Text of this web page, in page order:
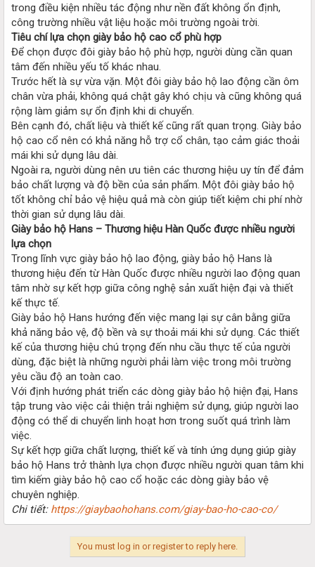
trong điều kiện nhiều tác động như nền đất không ổn định,
công trường nhiều vật liệu hoặc môi trường ngoài trời.
Tiêu chí lựa chọn giày bảo hộ cao cổ phù hợp
Để chọn được đôi giày bảo hộ phù hợp, người dùng cần quan
tâm đến nhiều yếu tố khác nhau.
Trước hết là sự vừa vặn. Một đôi giày bảo hộ lao động cần ôm
chân vừa phải, không quá chật gây khó chịu và cũng không quá
rộng làm giảm sự ổn định khi di chuyển.
Bên cạnh đó, chất liệu và thiết kế cũng rất quan trọng. Giày bảo
hộ cao cổ nên có khả năng hỗ trợ cổ chân, tạo cảm giác thoải
mái khi sử dụng lâu dài.
Ngoài ra, người dùng nên ưu tiên các thương hiệu uy tín để đảm
bảo chất lượng và độ bền của sản phẩm. Một đôi giày bảo hộ
tốt không chỉ bảo vệ hiệu quả mà còn giúp tiết kiệm chi phí nhờ
thời gian sử dụng lâu dài.
Giày bảo hộ Hans – Thương hiệu Hàn Quốc được nhiều người
lựa chọn
Trong lĩnh vực giày bảo hộ lao động, giày bảo hộ Hans là
thương hiệu đến từ Hàn Quốc được nhiều người lao động quan
tâm nhờ sự kết hợp giữa công nghệ sản xuất hiện đại và thiết
kế thực tế.
Giày bảo hộ Hans hướng đến việc mang lại sự cân bằng giữa
khả năng bảo vệ, độ bền và sự thoải mái khi sử dụng. Các thiết
kế của thương hiệu chú trọng đến nhu cầu thực tế của người
dùng, đặc biệt là những người phải làm việc trong môi trường
yêu cầu độ an toàn cao.
Với định hướng phát triển các dòng giày bảo hộ hiện đại, Hans
tập trung vào việc cải thiện trải nghiệm sử dụng, giúp người lao
động có thể di chuyển linh hoạt hơn trong suốt quá trình làm
việc.
Sự kết hợp giữa chất lượng, thiết kế và tính ứng dụng giúp giày
bảo hộ Hans trở thành lựa chọn được nhiều người quan tâm khi
tìm kiếm giày bảo hộ cao cổ hoặc các dòng giày bảo vệ
chuyên nghiệp.
Chi tiết: https://giaybaohohans.com/giay-bao-ho-cao-co/
You must log in or register to reply here.